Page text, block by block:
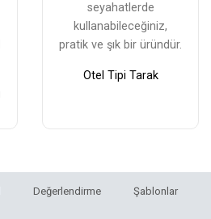
Değerlendirme Şablonlar
seyahatlerde
kullanabileceğiniz,
pratik ve şık bir üründür.
Otel Tipi Tarak